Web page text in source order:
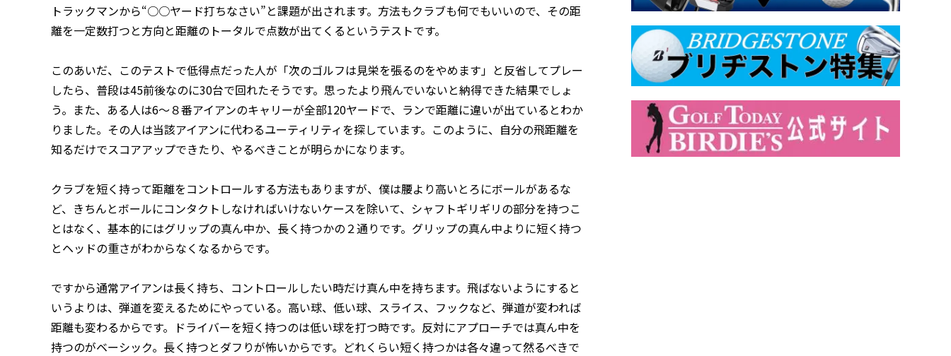
トラックマンから“○○ヤード打ちなさい”と課題が出されます。方法もクラブも何でもいいので、その距
離を一定数打つと方向と距離のトータルで点数が出てくるというテストです。
このあいだ、このテストで低得点だった人が「次のゴルフは見栄を張るのをやめます」と反省してプレー
したら、普段は45前後なのに30台で回れたそうです。思ったより飛んでいないと納得できた結果でしょ
う。また、ある人は6～８番アイアンのキャリーが全部120ヤードで、ランで距離に違いが出ているとわか
りました。その人は当該アイアンに代わるユーティリティを探しています。このように、自分の飛距離を
知るだけでスコアアップできたり、やるべきことが明らかになります。
クラブを短く持って距離をコントロールする方法もありますが、僕は腰より高いとろにボールがあるな
ど、きちんとボールにコンタクトしなければいけないケースを除いて、シャフトギリギリの部分を持つこ
とはなく、基本的にはグリップの真ん中か、長く持つかの２通りです。グリップの真ん中よりに短く持つ
とヘッドの重さがわからなくなるからです。
ですから通常アイアンは長く持ち、コントロールしたい時だけ真ん中を持ちます。飛ばないようにすると
いうよりは、弾道を変えるためにやっている。高い球、低い球、スライス、フックなど、弾道が変われば
距離も変わるからです。ドライバーを短く持つのは低い球を打つ時です。反対にアプローチでは真ん中を
持つのがベーシック。長く持つとダフりが怖いからです。どれくらい短く持つかは各々違って然るべきで